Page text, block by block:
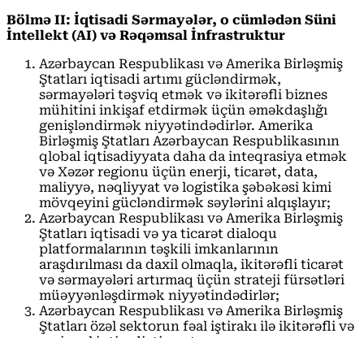
Bölmə II: İqtisadi Sərmayələr, o cümlədən Süni
İntellekt (AI) və Rəqəmsal İnfrastruktur
Azərbaycan Respublikası və Amerika Birləşmiş
Ştatları iqtisadi artımı gücləndirmək,
sərmayələri təşviq etmək və ikitərəfli biznes
mühitini inkişaf etdirmək üçün əməkdaşlığı
genişləndirmək niyyətindədirlər. Amerika
Birləşmiş Ştatları Azərbaycan Respublikasının
qlobal iqtisadiyyata daha da inteqrasiya etmək
və Xəzər regionu üçün enerji, ticarət, data,
maliyyə, nəqliyyat və logistika şəbəkəsi kimi
mövqeyini gücləndirmək səylərini alqışlayır;
Azərbaycan Respublikası və Amerika Birləşmiş
Ştatları iqtisadi və ya ticarət dialoqu
platformalarının təşkili imkanlarının
araşdırılması da daxil olmaqla, ikitərəfli ticarət
və sərmayələri artırmaq üçün strateji fürsətləri
müəyyənləşdirmək niyyətindədirlər;
Azərbaycan Respublikası və Amerika Birləşmiş
Ştatları özəl sektorun fəal iştirakı ilə ikitərəfli və